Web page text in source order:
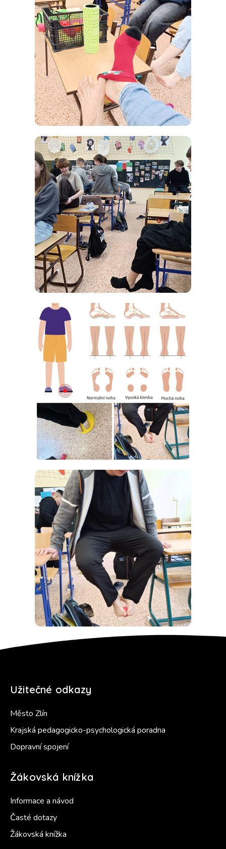
Užitečné odkazy
Město Zlín
Krajská pedagogicko-psychologická poradna
Dopravní spojení
Žákovská knížka
Informace a návod
Časté dotazy
Žákovská knížka